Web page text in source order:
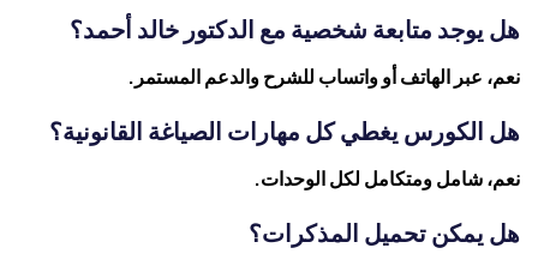
هل يوجد متابعة شخصية مع الدكتور خالد أحمد؟
نعم، عبر الهاتف أو واتساب للشرح والدعم المستمر.
هل الكورس يغطي كل مهارات الصياغة القانونية؟
نعم، شامل ومتكامل لكل الوحدات.
هل يمكن تحميل المذكرات؟